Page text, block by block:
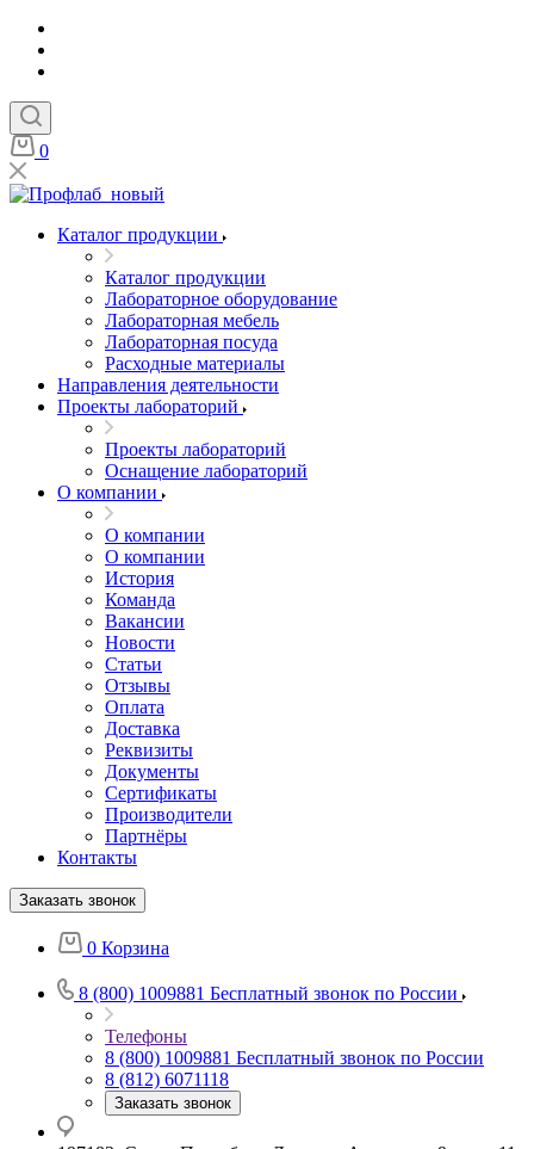
0
Каталог продукции
Каталог продукции
Лабораторное оборудование
Лабораторная мебель
Лабораторная посуда
Расходные материалы
Направления деятельности
Проекты лабораторий
Проекты лабораторий
Оснащение лабораторий
О компании
О компании
О компании
История
Команда
Вакансии
Новости
Статьи
Отзывы
Оплата
Доставка
Реквизиты
Документы
Сертификаты
Производители
Партнёры
Контакты
Заказать звонок
0 Корзина
8 (800) 1009881 Бесплатный звонок по России
Телефоны
8 (800) 1009881 Бесплатный звонок по России
8 (812) 6071118
Заказать звонок